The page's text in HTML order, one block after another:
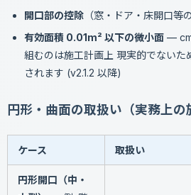
開口部の控除 （窓・ドア・床開口等
有効面積 0.01m² 以下の微小面 —
組むのは施工計画上 現実的でないた
されます (v2.1.2 以降)
円形・曲面の取扱い（実務上の
ケース 取扱い
円形開口（中・